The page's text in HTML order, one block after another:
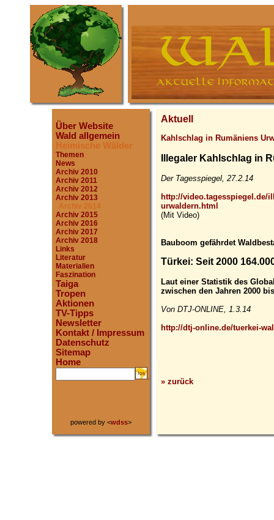
Über Website
Wald allgemein
Heimische Wälder
Themen
News
Archiv 2010
Archiv 2011
Archiv 2012
Archiv 2013
Archiv 2014
Archiv 2015
Archiv 2016
Archiv 2017
Archiv 2018
Links
Literatur
Materialien
Faszination
Taiga
Tropen
Aktionen
TV-Tipps
Newsletter
Kontakt / Impressum
Datenschutz
Sitemap
Home
.
powered by <wdss>
Aktuell
Kahlschlag in Rumäniens
Illegaler Kahlschlag in
Der Tagesspiegel, 27.2.14
http://video.tagesspiegel.de/
urwaldern.html
(Mit Video)
Bauboom gefährdet
Türkei: Seit 2000
Laut einer Statistik des
zwischen den Jahren 2000
Von DTJ-ONLINE, 1.3.14
http://dtj-online.de/tuerkei-
» zurück